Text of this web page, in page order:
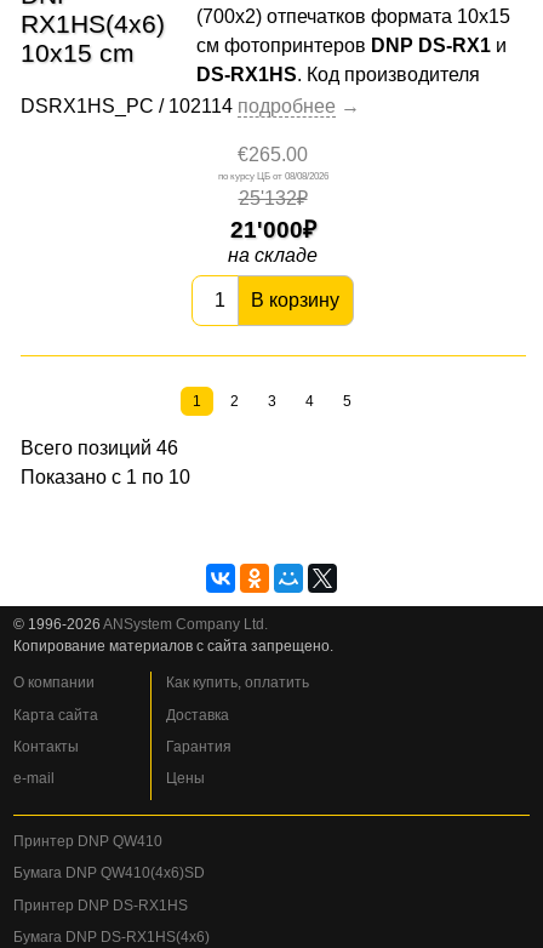
(700х2) отпечатков формата 10x15
cм фотопринтеров DNP DS-RX1 и
DS-RX1HS. Код производителя
DSRX1HS_PC / 102114
€265.00
08/08/2026
25'132₽
21'000
на складе
В корзину
1 2 3 4 5
Всего позиций 46
Показано с 1 по 10
© 1996-2026ANSystem Company Ltd.
Копирование материалов с сайта запрещено.
О компании
Карта сайта
Контакты
e-mail
Как купить, оплатить
Доставка
Гарантия
Цены
Принтер DNP QW410
Бумага DNP QW410(4x6)SD
Принтер DNP DS-RX1HS
Бумага DNP DS-RX1HS(4x6)